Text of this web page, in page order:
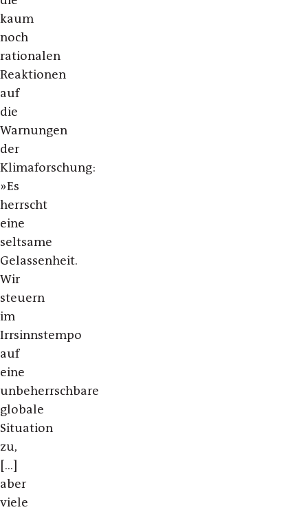
kaum
noch
rationalen
Reaktionen
auf
die
Warnungen
der
Klimaforschung:
»Es
herrscht
eine
seltsame
Gelassenheit.
Wir
steuern
im
Irrsinnstempo
auf
eine
unbeherrschbare
globale
Situation
zu,
[…]
aber
viele